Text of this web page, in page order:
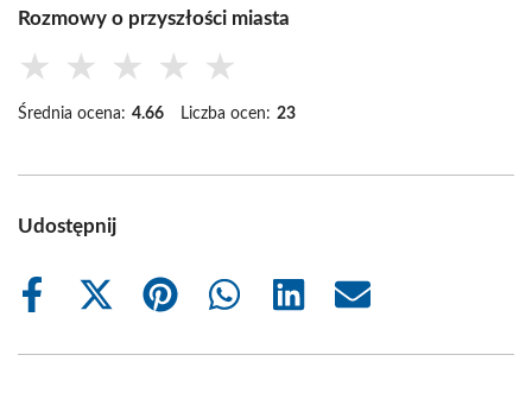
Rozmowy o przyszłości miasta
★ ★ ★ ★ ★
Średnia ocena: 4.66 Liczba ocen: 23
Udostępnij
Share
Share
(Twitter)
Share
Share
Share
Share